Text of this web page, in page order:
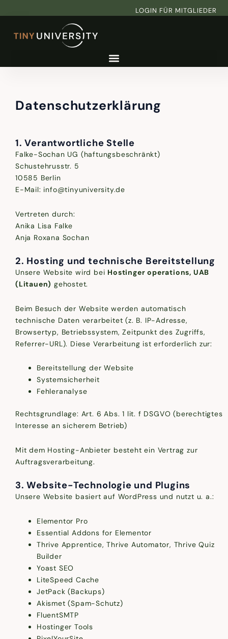
Inhalt
LOGIN FÜR MITGLIEDER
Datenschutzerklärung
1. Verantwortliche Stelle
Falke-Sochan UG (haftungsbeschränkt)
Schustehrusstr. 5
10585 Berlin
E-Mail: info@tinyuniversity.de
Vertreten durch:
Anika Lisa Falke
Anja Roxana Sochan
2. Hosting und technische Bereitstellung
Unsere Website wird bei Hostinger operations, UAB
(Litauen) gehostet.
Beim Besuch der Website werden automatisch
technische Daten verarbeitet (z. B. IP-Adresse,
Browsertyp, Betriebssystem, Zeitpunkt des Zugriffs,
Referrer-URL). Diese Verarbeitung ist erforderlich zur:
Bereitstellung der Website
Systemsicherheit
Fehleranalyse
Rechtsgrundlage: Art. 6 Abs. 1 lit. f DSGVO (berechtigtes
Interesse an sicherem Betrieb)
Mit dem Hosting-Anbieter besteht ein Vertrag zur
Auftragsverarbeitung.
3. Website-Technologie und Plugins
Unsere Website basiert auf WordPress und nutzt u. a.:
Elementor Pro
Essential Addons for Elementor
Thrive Apprentice, Thrive Automator, Thrive Quiz
Builder
Yoast SEO
LiteSpeed Cache
JetPack (Backups)
Akismet (Spam-Schutz)
FluentSMTP
Hostinger Tools